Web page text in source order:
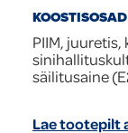
KOOSTISOSAD
PIIM, juuretis,
säilitusaine
Lae tootepilt